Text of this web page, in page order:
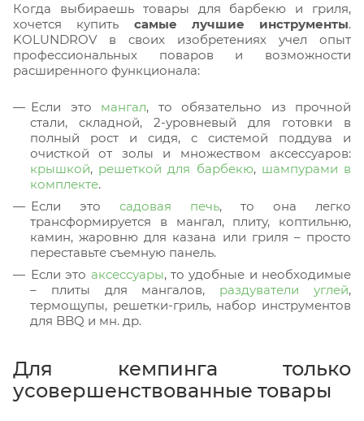
Когда выбираешь товары для барбекю и гриля,
хочется купить самые лучшие инструменты.
KOLUNDROV в своих изобретениях учел опыт
профессиональных поваров и возможности
расширенного функционала:
Если это мангал, то обязательно из прочной
стали, складной, 2-уровневый для готовки в
полный рост и сидя, с системой поддува и
очисткой от золы и множеством аксессуаров:
крышкой, решеткой для барбекю, шампурами в
комплекте.
Если это садовая печь, то она легко
трансформируется в мангал, плиту, коптильню,
камин, жаровню для казана или гриля – просто
переставьте съемную панель.
Если это аксессуары, то удобные и необходимые
– плиты для мангалов, раздуватели углей,
термощупы, решетки-гриль, набор инструментов
для BBQ и мн. др.
Для кемпинга только
усовершенствованные товары